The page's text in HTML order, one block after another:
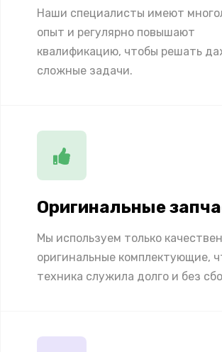
Наши специалисты имеют
опыт и регулярно повышают
квалификацию, чтобы решать
сложные задачи.
Оригинальные
Мы используем только
оригинальные комплектующие,
техника служила долго и без